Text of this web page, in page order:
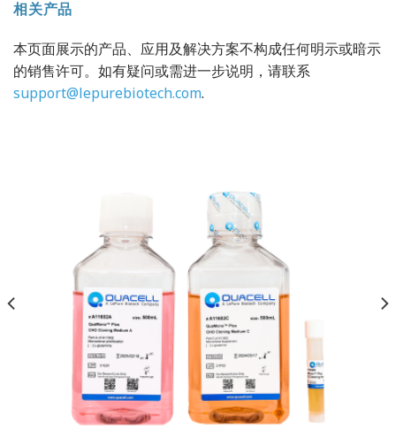
相关产品
本页面展示的产品、应用及解决方案不构成任何明示或暗示
的销售许可。如有疑问或需进一步说明，请联系
support@lepurebiotech.com.